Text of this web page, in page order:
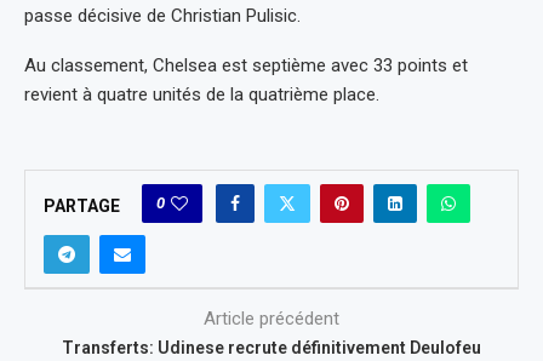
passe décisive de Christian Pulisic.
Au classement, Chelsea est septième avec 33 points et
revient à quatre unités de la quatrième place.
PARTAGE 0
Article précédent
Transferts: Udinese recrute définitivement Deulofeu